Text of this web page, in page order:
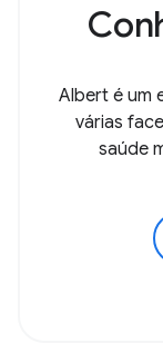
Albert é um
várias
saúde